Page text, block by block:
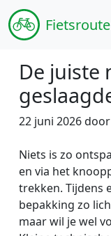
Fiets
De juiste
22 juni 2026
Niets is zo
en via het
trekken. Tijdens
bepakking zo
maar wil je wel